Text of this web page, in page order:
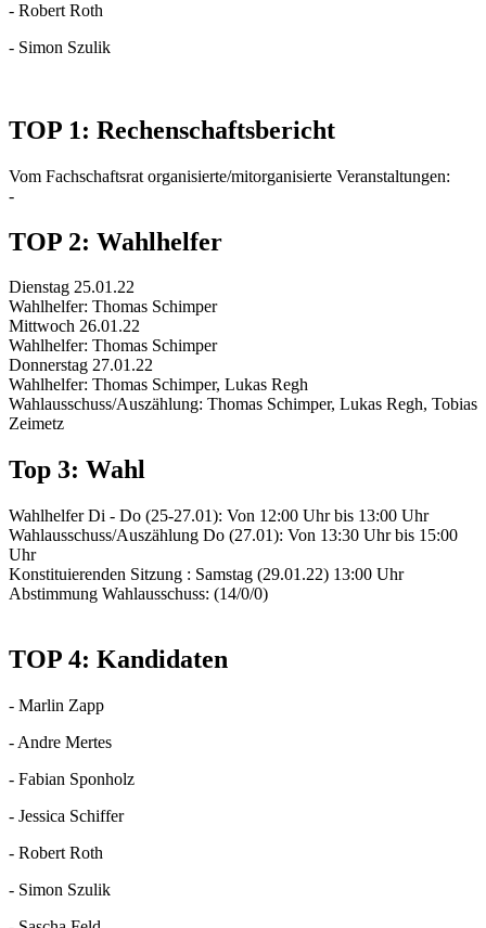
- Robert Roth
- Simon Szulik
TOP 1: Rechenschaftsbericht
Vom Fachschaftsrat organisierte/mitorganisierte Veranstaltungen:
-
TOP 2: Wahlhelfer
Dienstag 25.01.22
Wahlhelfer: Thomas Schimper
Mittwoch 26.01.22
Wahlhelfer: Thomas Schimper
Donnerstag 27.01.22
Wahlhelfer: Thomas Schimper, Lukas Regh
Wahlausschuss/Auszählung: Thomas Schimper, Lukas Regh, Tobias
Zeimetz
Top 3: Wahl
Wahlhelfer Di - Do (25-27.01): Von 12:00 Uhr bis 13:00 Uhr
Wahlausschuss/Auszählung Do (27.01): Von 13:30 Uhr bis 15:00
Uhr
Konstituierenden Sitzung : Samstag (29.01.22) 13:00 Uhr
Abstimmung Wahlausschuss: (14/0/0)
TOP 4: Kandidaten
- Marlin Zapp
- Andre Mertes
- Fabian Sponholz
- Jessica Schiffer
- Robert Roth
- Simon Szulik